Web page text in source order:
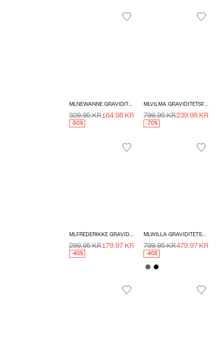
MLNEWANNE GRAVIDITETSKJOLE
329.95 KR164.98 KR
-50%
MLVILMA GRAVIDITETSFRAKKE
799.95 KR239.98 KR
-70%
MLFREDERIKKE GRAVIDITETSBUKSER
299.95 KR179.97 KR
-40%
MLWILLA GRAVIDITETSFRAKKE
799.95 KR479.97 KR
-40%